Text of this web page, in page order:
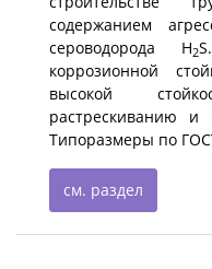
содержанием
сероводорода H2
коррозионной
высокой
растрескиванию и
Типоразмеры по
см. раздел